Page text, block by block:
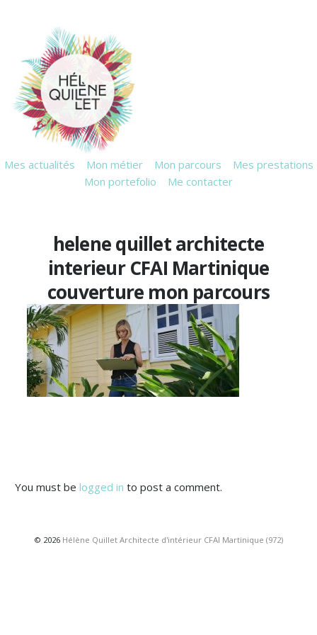
Mes actualités Mon métier Mon parcours
Mes prestations
Mon portefolio
Me contacter
helene quillet architecte
interieur CFAI Martinique
couverture mon parcours
You must belogged in to post a comment.
© 2026 Hélène Quillet Architecte d'intérieur CFAI Martinique (972)